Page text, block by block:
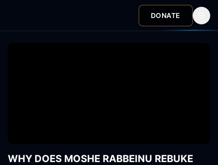
DONATE
WHY DOES MOSHE RABBEINU REBUKE